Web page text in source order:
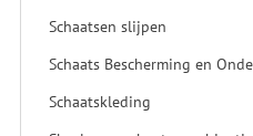
Schaatsen slijpen
Schaats Bescherming en
Schaatskleding